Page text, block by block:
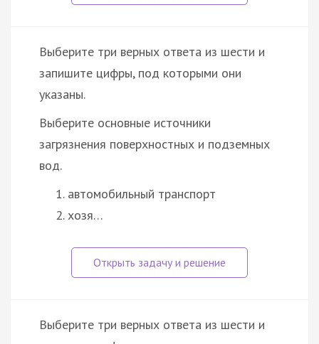
Выберите три верных ответа из шести и
запишите цифры, под которыми они
указаны.
Выберите основные источники
загрязнения поверхностных и подземных
вод.
автомобильный транспорт
хозя…
Выберите три верных ответа из шести и